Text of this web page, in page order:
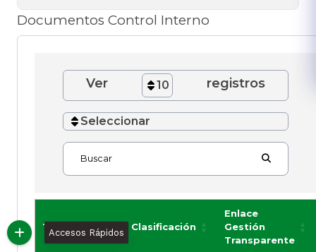
Documentos Control Interno
Ver 10 registros
Seleccionar
Buscar
Título Clasificación
Enlace
Gestión
Transparente
Accesos Rápidos